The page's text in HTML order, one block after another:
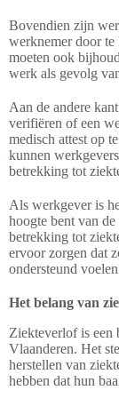
Bovendien zijn
werknemer door te
moeten ook
werk als gevolg
Aan de andere
verifiëren of een
medisch attest op
kunnen
betrekking tot
Als werkgever is
hoogte bent van
betrekking tot
ervoor zorgen dat
ondersteund
Het belang van
Ziekteverlof is een
Vlaanderen. Het
herstellen van
hebben dat hun